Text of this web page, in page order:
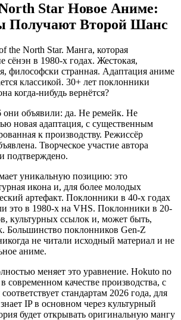
Star Новое Аниме:
Получают Второй Шанс
the North Star. Манга, которая
сёнэн в 1980-х годах. Жестокая,
философски странная. Адаптация аниме
классикой. 30+ лет поклонники
когда-нибудь вернётся?
они объявили: да. Не ремейк. Не
новая адаптация, с существенным
к производству. Режиссёр
Творческое участие автора
подтверждено.
уникальную позицию: это
икона и, для более молодых
артефакт. Поклонники в 40-х годах
это в 1980-х на VHS. Поклонники в 20-
культурных ссылок и, может быть,
Большинство поклонников Gen-Z
не читали исходный материал и не
аниме.
меняет это уравнение. Hokuto no
современном качестве производства, с
стандартам 2026 года, для
IP в основном через культурный
будет открывать оригинальную мангу